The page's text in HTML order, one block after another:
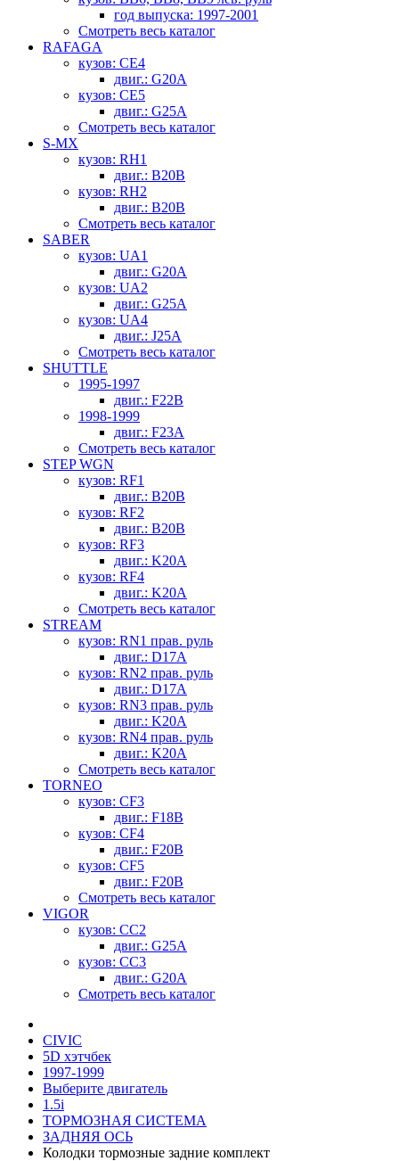
год выпуска: 1997-2001
Смотреть весь каталог
RAFAGA
кузов: CE4
двиг.: G20A
кузов: CE5
двиг.: G25A
Смотреть весь каталог
S-MX
кузов: RH1
двиг.: B20B
кузов: RH2
двиг.: B20B
Смотреть весь каталог
SABER
кузов: UA1
двиг.: G20A
кузов: UA2
двиг.: G25A
кузов: UA4
двиг.: J25A
Смотреть весь каталог
SHUTTLE
1995-1997
двиг.: F22B
1998-1999
двиг.: F23A
Смотреть весь каталог
STEP WGN
кузов: RF1
двиг.: B20B
кузов: RF2
двиг.: B20B
кузов: RF3
двиг.: K20A
кузов: RF4
двиг.: K20A
Смотреть весь каталог
STREAM
кузов: RN1 прав. руль
двиг.: D17A
кузов: RN2 прав. руль
двиг.: D17A
кузов: RN3 прав. руль
двиг.: K20A
кузов: RN4 прав. руль
двиг.: K20A
Смотреть весь каталог
TORNEO
кузов: CF3
двиг.: F18B
кузов: CF4
двиг.: F20B
кузов: CF5
двиг.: F20B
Смотреть весь каталог
VIGOR
кузов: CC2
двиг.: G25A
кузов: CC3
двиг.: G20A
Смотреть весь каталог
CIVIC
5D хэтчбек
1997-1999
Выберите двигатель
1.5i
ТОРМОЗНАЯ СИСТЕМА
ЗАДНЯЯ ОСЬ
Колодки тормозные задние комплект